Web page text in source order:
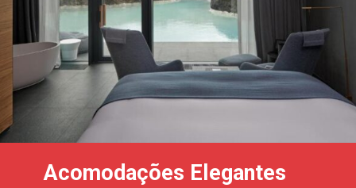
Acomodações Elegantes